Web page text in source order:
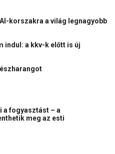
korszakra a világ legnagyobb
indul: a kkv-k előtt is új
a fogyasztást – a
meg az esti